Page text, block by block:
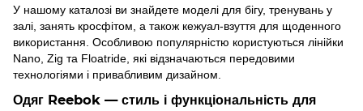
У нашому каталозі ви знайдете моделі для бігу, тренувань у
залі, занять кросфітом, а також кежуал-взуття для щоденного
використання. Особливою популярністю користуються лінійки
Nano, Zig та Floatride, які відзначаються передовими
технологіями і привабливим дизайном.
Одяг Reebok — стиль і функціональність для